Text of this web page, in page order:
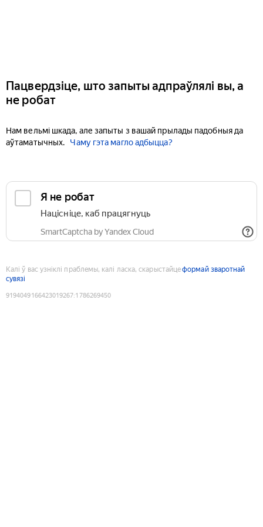
Пацвердзіце, што запыты адпраўлялі вы, а
не робат
Нам вельмі шкада, але запыты з вашай прылады падобныя да
аўтаматычных.
Чаму гэта магло адбыцца?
Я не робат
Націсніце, каб працягнуць
SmartCaptcha by Yandex Cloud
Калі ў вас узніклі праблемы, калі ласка, скарыстайцеформай зваротнай
сувязі
9194049166423019267:1786269450